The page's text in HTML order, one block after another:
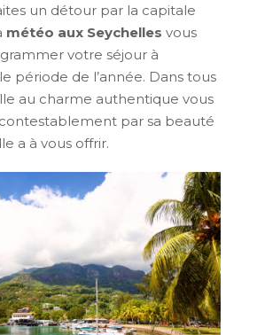
un détour par la capitale
météo aux Seychelles vous
votre séjour à
période de l’année. Dans tous
au charme authentique vous
par sa beauté
a à vous offrir.